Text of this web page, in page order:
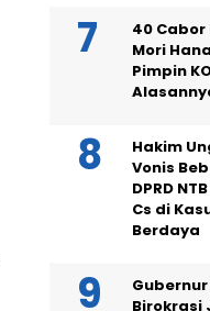
40 Cabor
Mori
Pimpin
Hakim
Vonis
DPRD
Cs di
Berdaya
Birokrasi